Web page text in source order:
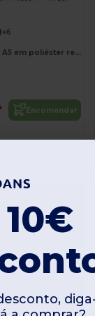
+6
Bloco de notas A5 em poliéster reciclado (100% rPET) com folhas pautadas
Encomendar